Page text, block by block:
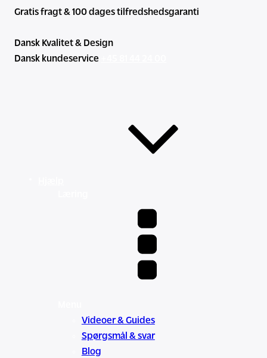
Gratis fragt & 100 dages tilfredshedsgaranti
Dansk Kvalitet & Design
Dansk kundeservice
Videoer & Guides
Spørgsmål & svar
Blog